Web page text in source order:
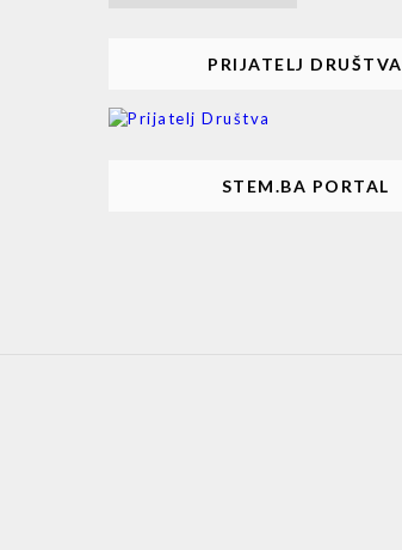
PRIJATELJ DRUŠTVA
STEM.BA PORTAL